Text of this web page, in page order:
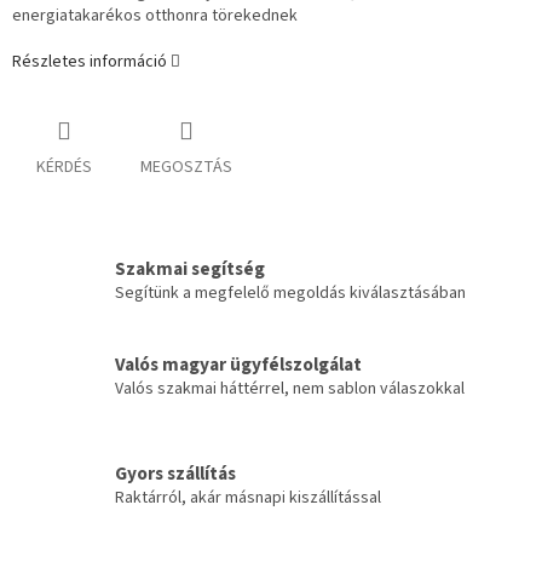
energiatakarékos otthonra törekednek
Részletes információ
KÉRDÉS MEGOSZTÁS
Szakmai segítség
Segítünk a megfelelő megoldás kiválasztásában
Valós magyar ügyfélszolgálat
Valós szakmai háttérrel, nem sablon válaszokkal
Gyors szállítás
Raktárról, akár másnapi kiszállítással